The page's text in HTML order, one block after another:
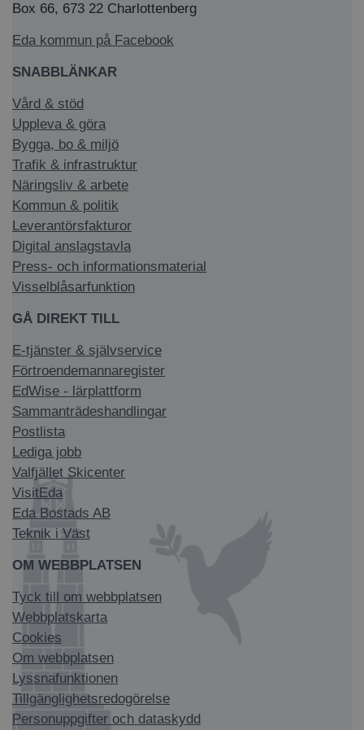
Box 66, 673 22 Charlottenberg
Eda kommun på Facebook
SNABBLÄNKAR
Vård & stöd
Uppleva & göra
Bygga, bo & miljö
Trafik & infrastruktur
Näringsliv & arbete
Kommun & politik
Leverantörsfakturor
Digital anslagstavla
Press- och informationsmaterial
Visselblåsarfunktion
GÅ DIREKT TILL
E-tjänster & självservice
Förtroendemannaregister
EdWise - lärplattform
Sammanträdeshandlingar
Postlista
Lediga jobb
Valfjället Skicenter
VisitEda
Eda Bostads AB
Teknik i Väst
OM WEBBPLATSEN
Tyck till om webbplatsen
Webbplatskarta
Cookies
Om webbplatsen
Lyssnafunktionen
Tillgänglighetsredogörelse
Personuppgifter och dataskydd